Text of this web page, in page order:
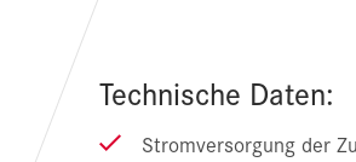
Technische Daten:
Stromversorgung der